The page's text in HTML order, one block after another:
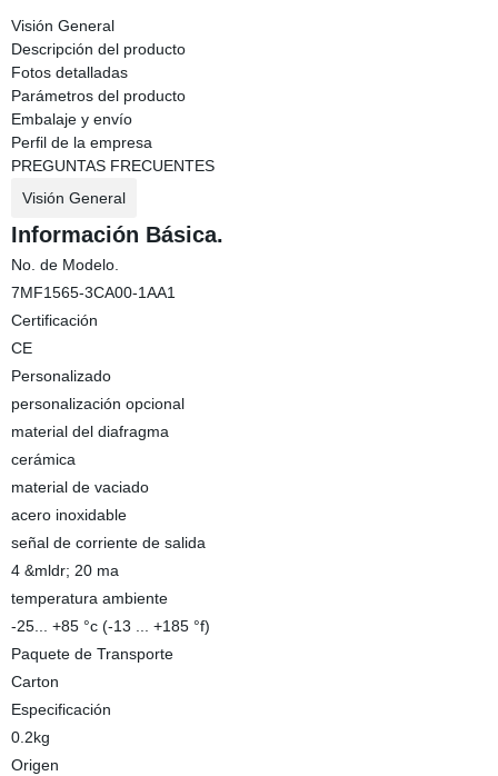
Visión General
Descripción del producto
Fotos detalladas
Parámetros del producto
Embalaje y envío
Perfil de la empresa
PREGUNTAS FRECUENTES
Visión General
Información Básica.
No. de Modelo.
7MF1565-3CA00-1AA1
Certificación
CE
Personalizado
personalización opcional
material del diafragma
cerámica
material de vaciado
acero inoxidable
señal de corriente de salida
4 &mldr; 20 ma
temperatura ambiente
-25... +85 °c (-13 ... +185 °f)
Paquete de Transporte
Carton
Especificación
0.2kg
Origen